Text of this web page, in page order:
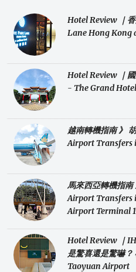
Hotel Review ｜
Lane Hong Kong
Hotel Review ｜
- The Grand
越南轉機指南 》
Airport Transfers
馬來西亞轉機指南
Airport
Airport Terminal 1
Hotel Review ｜
是驚喜還是驚嚇
Taoyuan Airport